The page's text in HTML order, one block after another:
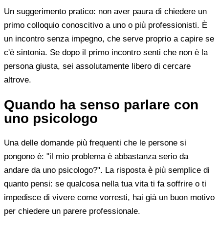
Un suggerimento pratico: non aver paura di chiedere un
primo colloquio conoscitivo a uno o più professionisti. È
un incontro senza impegno, che serve proprio a capire se
c'è sintonia. Se dopo il primo incontro senti che non è la
persona giusta, sei assolutamente libero di cercare
altrove.
Quando ha senso parlare con
uno psicologo
Una delle domande più frequenti che le persone si
pongono è: "il mio problema è abbastanza serio da
andare da uno psicologo?". La risposta è più semplice di
quanto pensi: se qualcosa nella tua vita ti fa soffrire o ti
impedisce di vivere come vorresti, hai già un buon motivo
per chiedere un parere professionale.